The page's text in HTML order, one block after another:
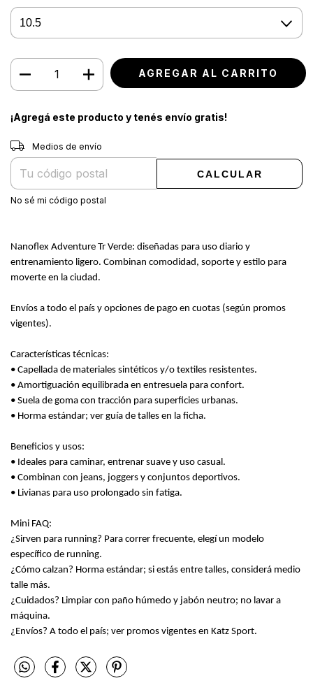
¡Agregá este producto y tenés envío gratis!
Entregas para el CP:
Medios de envío
CALCULAR
No sé mi código postal
Nanoflex Adventure Tr Verde: diseñadas para uso diario y
entrenamiento ligero. Combinan comodidad, soporte y estilo para
moverte en la ciudad.
Envíos a todo el país y opciones de pago en cuotas (según promos
vigentes).
Características técnicas:
• Capellada de materiales sintéticos y/o textiles resistentes.
• Amortiguación equilibrada en entresuela para confort.
• Suela de goma con tracción para superficies urbanas.
• Horma estándar; ver guía de talles en la ficha.
Beneficios y usos:
• Ideales para caminar, entrenar suave y uso casual.
• Combinan con jeans, joggers y conjuntos deportivos.
• Livianas para uso prolongado sin fatiga.
Mini FAQ:
¿Sirven para running? Para correr frecuente, elegí un modelo
específico de running.
¿Cómo calzan? Horma estándar; si estás entre talles, considerá medio
talle más.
¿Cuidados? Limpiar con paño húmedo y jabón neutro; no lavar a
máquina.
¿Envíos? A todo el país; ver promos vigentes en Katz Sport.